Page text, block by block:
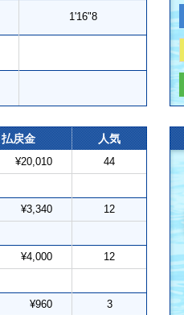
1'16"8
払戻金 人気
¥20,010 44
¥3,340 12
¥4,000 12
¥960 3